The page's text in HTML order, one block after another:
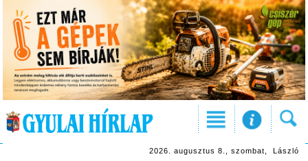
2026. augusztus 8., szombat, László